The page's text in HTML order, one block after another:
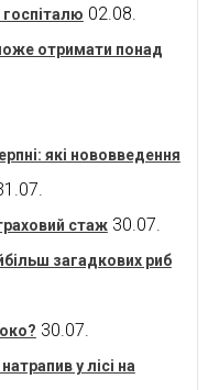
02.08.
отримати понад
які нововведення
стаж 30.07.
загадкових риб
30.07.
у лісі на